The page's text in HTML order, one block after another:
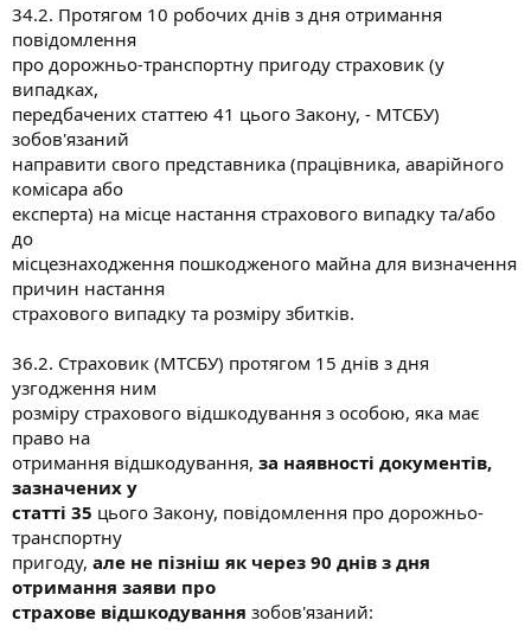
34.2. Протягом 10 робочих днів з дня отримання
повідомлення
про дорожньо-транспортну пригоду страховик (у
випадках,
передбачених статтею 41 цього Закону, - МТСБУ)
зобов'язаний
направити свого представника (працівника, аварійного
комісара або
експерта) на місце настання страхового випадку та/або
до
місцезнаходження пошкодженого майна для визначення
причин настання
страхового випадку та розміру збитків.
36.2. Страховик (МТСБУ) протягом 15 днів з дня
узгодження ним
розміру страхового відшкодування з особою, яка має
право на
отримання відшкодування, за наявності документів,
зазначених у
статті 35 цього Закону, повідомлення про дорожньо-
транспортну
пригоду, але не пізніш як через 90 днів з дня
отримання заяви про
страхове відшкодування зобов'язаний: